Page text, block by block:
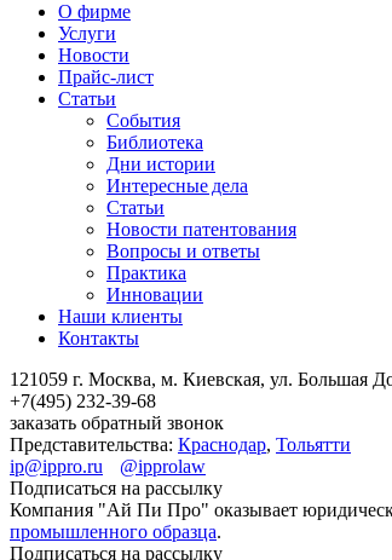
О фирме
Услуги
Новости
Прайс-лист
Статьи
События
Библиотека
Дни истории
Интересные дела
Статьи
Новости патентования
Вопросы и ответы
Практика
Инновации
Наши клиенты
Контакты
121059 г. Москва, м. Киевская, ул. Большая
+7(495) 232-39-68
заказать обратный звонок
Представительства: Краснодар, Тольятти
ip@ippro.ru
@ipprolaw
Подписаться на рассылку
Компания "Ай Пи Про" оказывает
промышленного образца.
Подписаться на рассылку